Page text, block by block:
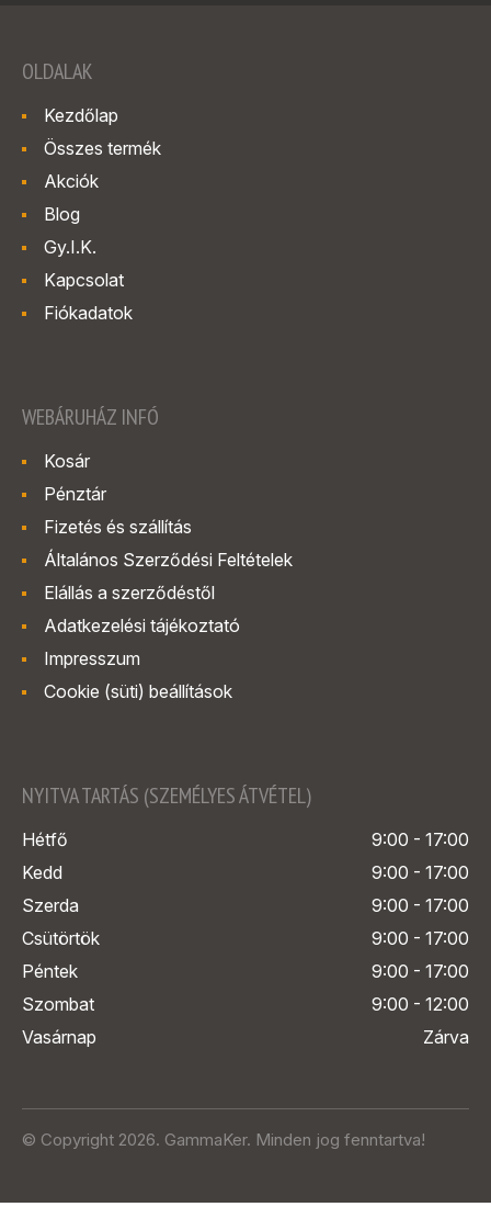
OLDALAK
Kezdőlap
Összes termék
Akciók
Blog
Gy.I.K.
Kapcsolat
Fiókadatok
WEBÁRUHÁZ INFÓ
Kosár
Pénztár
Fizetés és szállítás
Általános Szerződési Feltételek
Elállás a szerződéstől
Adatkezelési tájékoztató
Impresszum
Cookie (süti) beállítások
NYITVA TARTÁS (SZEMÉLYES ÁTVÉTEL)
Hétfő
9:00 - 17:00
Kedd
9:00 - 17:00
Szerda
9:00 - 17:00
Csütörtök
9:00 - 17:00
Péntek
9:00 - 17:00
Szombat
9:00 - 12:00
Vasárnap
Zárva
© Copyright 2026. GammaKer. Minden jog fenntartva!